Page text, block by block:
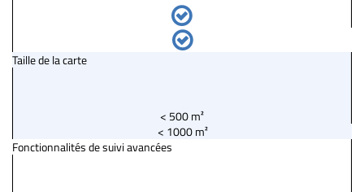
Taille de la carte
< 500 m²
< 1000 m²
Fonctionnalités de suivi avancées